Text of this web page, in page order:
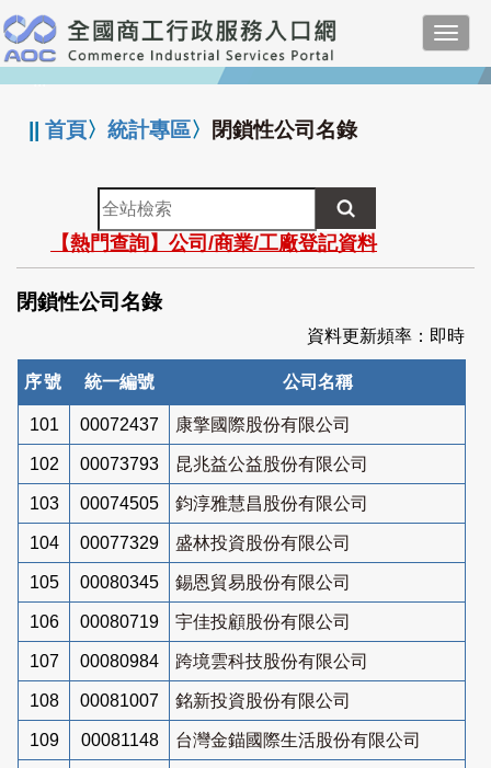
跳
到
主
要
:::
||首頁〉統計專區〉 閉鎖性公司名錄
全
站
檢
索
【熱門查詢】公司/商業/工廠登記資料
閉鎖性公司名錄
資料更新頻率：即時
序號 統一編號 公司名稱
101 00072437 康擎國際股份有限公司
102 00073793 昆兆益公益股份有限公司
103 00074505 鈞淳雅慧昌股份有限公司
104 00077329 盛林投資股份有限公司
105 00080345 錫恩貿易股份有限公司
106 00080719 宇佳投顧股份有限公司
107 00080984 跨境雲科技股份有限公司
108 00081007 銘新投資股份有限公司
109 00081148 台灣金錨國際生活股份有限公司